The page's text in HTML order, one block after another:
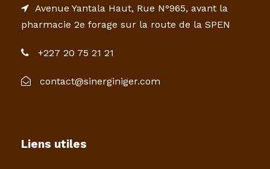
Avenue Yantala Haut, Rue N°965, avant la
pharmacie 2e forage sur la route de la SPEN
+227 20 75 21 21
contact@sinerginiger.com
Liens utiles